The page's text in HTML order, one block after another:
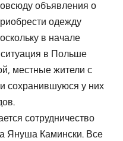
объявления о
одежду
в начале
в Польше
местные жители с
сохранившуюся у них
сотрудничество
Януша Камински. Все